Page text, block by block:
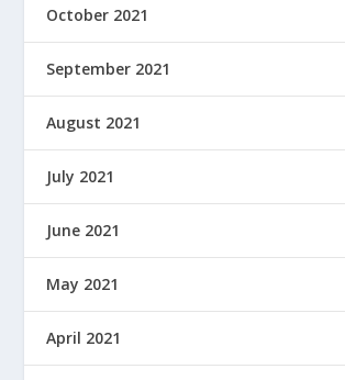
October 2021
September 2021
August 2021
July 2021
June 2021
May 2021
April 2021